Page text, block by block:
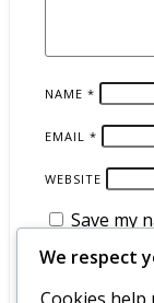
NAME *
EMAIL *
WEBSITE
Save my
We respect